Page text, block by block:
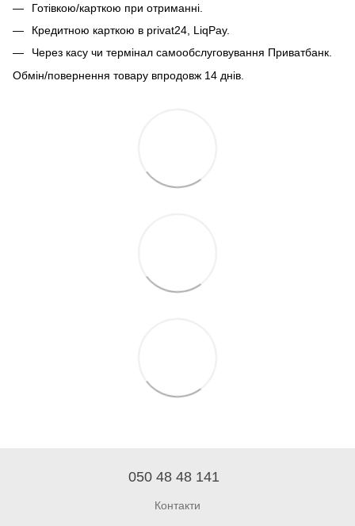
Готівкою/карткою при отриманні.
Кредитною карткою в privat24, LiqPay.
Через касу чи термінал самообслуговування Приватбанк.
Обмін/повернення товару впродовж 14 днів.
050 48 48 141
Контакти